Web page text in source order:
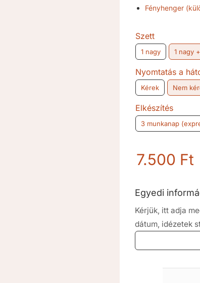
Fényhenger
Szett
1 nagy 1 nagy
Nyomtatás a
Kérek Nem
Elkészítés
3 munkanap
7.500 Ft
Egyedi
Kérjük, itt adja
dátum, idézetek